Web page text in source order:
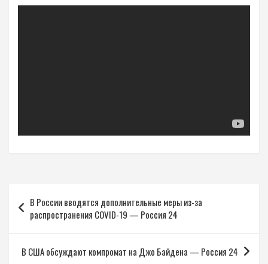
по
записям
В России вводятся дополнительные меры из-за
распространения COVID-19 — Россия 24
В США обсуждают компромат на Джо Байдена — Россия 24